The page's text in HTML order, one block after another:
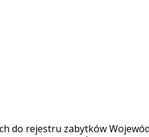
do rejestru zabytków